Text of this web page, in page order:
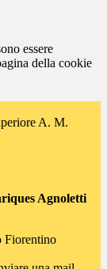
essere
della cookie
A. M.
Agnoletti
Fiorentino